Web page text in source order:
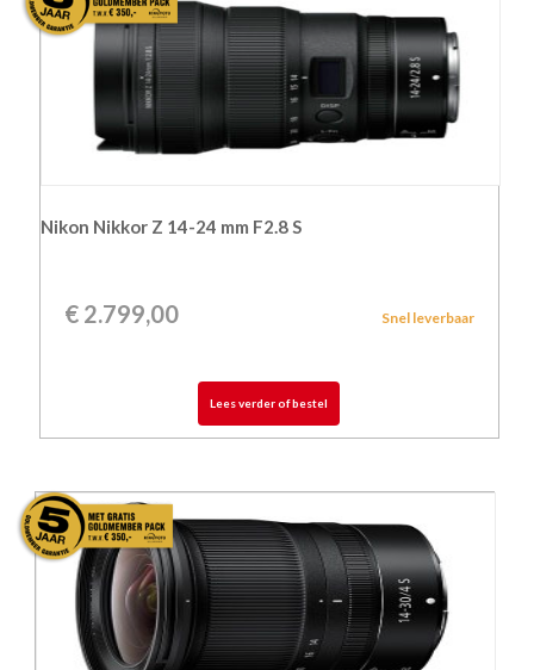
Nikon Nikkor Z 14-24 mm F2.8 S
€2.799,00 Snel leverbaar
Lees verder of bestel